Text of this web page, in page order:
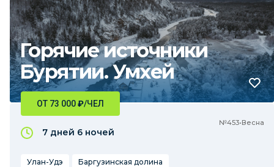
Горячие источники
Бурятии. Умхей
№453•Весна
ОТ 73 000₽/ЧЕЛ
7 дней 6 ночей
Улан-Удэ Баргузинская долина